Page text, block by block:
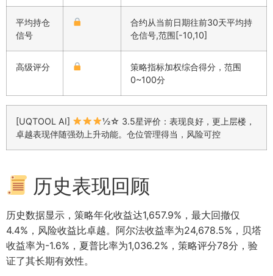
平均持仓
信号
合约从当前日期往前30天平均持
仓信号,范围[-10,10]
高级评分
策略指标加权综合得分，范围
0~100分
[UQTOOL AI]
½☆ 3.5星评价：表现良好，更上层楼，
卓越表现伴随强劲上升动能。仓位管理得当，风险可控
历史表现回顾
历史数据显示，策略年化收益达1,657.9%，最大回撤仅
4.4%，风险收益比卓越。阿尔法收益率为24,678.5%，贝塔
收益率为-1.6%，夏普比率为1,036.2%，策略评分78分，验
证了其长期有效性。